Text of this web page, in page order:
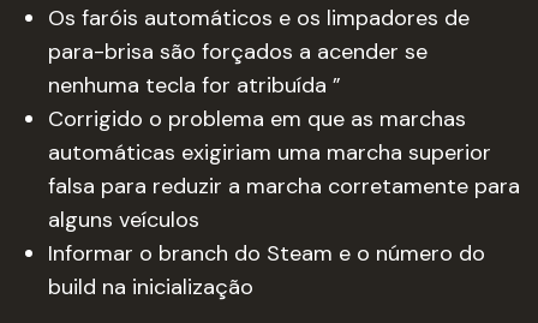
Os faróis automáticos e os limpadores de
para-brisa são forçados a acender se
nenhuma tecla for atribuída ”
Corrigido o problema em que as marchas
automáticas exigiriam uma marcha superior
falsa para reduzir a marcha corretamente para
alguns veículos
Informar o branch do Steam e o número do
build na inicialização